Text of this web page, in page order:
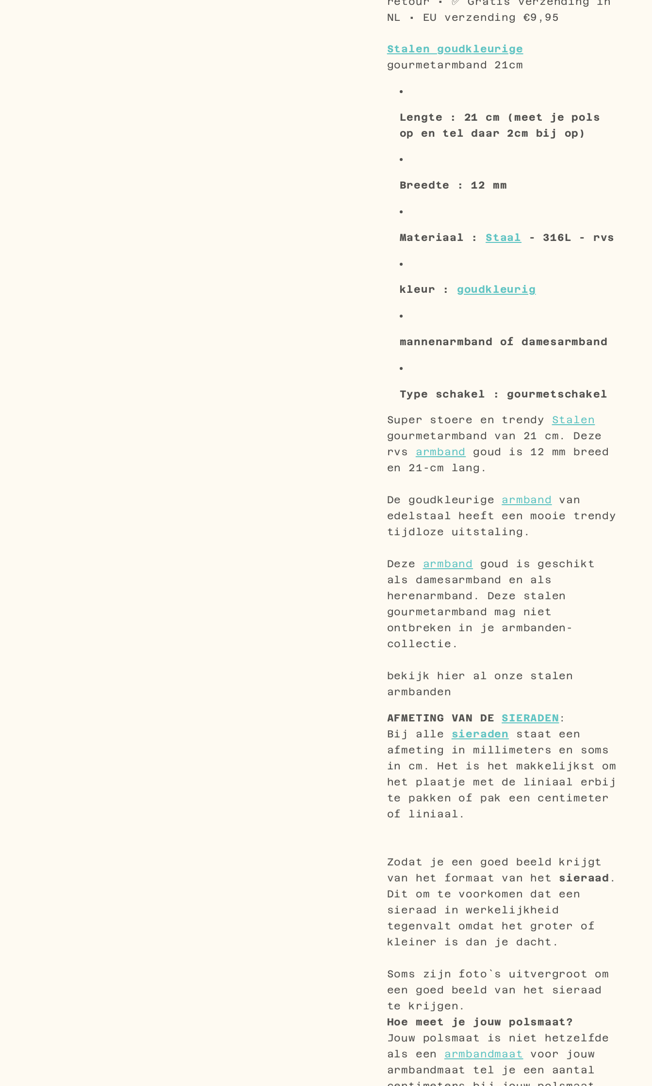
NL • EU verzending €9,95
Stalen goudkleurige
gourmetarmband 21cm
Lengte : 21 cm (meet je pols
op en tel daar 2cm bij op)
Breedte : 12 mm
Materiaal : Staal - 316L - rvs
kleur : goudkleurig
mannenarmband of damesarmband
Type schakel : gourmetschakel
Super stoere en trendy Stalen
gourmetarmband van 21 cm. Deze
rvs armband
goud is 12 mm breed
en 21-cm lang.
De goudkleurige armband
van
edelstaal heeft een mooie trendy
tijdloze uitstaling.
Deze armband
goud is geschikt
als damesarmband en als
herenarmband. Deze stalen
gourmetarmband mag niet
ontbreken in je armbanden-
collectie.
bekijk hier al onze stalen
armbanden
AFMETING VAN DE SIERADEN :
Bij alle
sieraden staat een
afmeting in millimeters en soms
in cm. Het is het makkelijkst om
het plaatje met de liniaal erbij
te pakken of pak een centimeter
of liniaal.
Zodat je een goed beeld krijgt
van het formaat van het sieraad .
Dit om te voorkomen dat een
sieraad in werkelijkheid
tegenvalt omdat het groter of
kleiner is dan je dacht.
Soms zijn foto`s uitvergroot om
een goed beeld van het sieraad
te krijgen.
Hoe meet je jouw polsmaat?
Jouw polsmaat is niet hetzelfde
als een armbandmaat
voor jouw
armbandmaat tel je een aantal